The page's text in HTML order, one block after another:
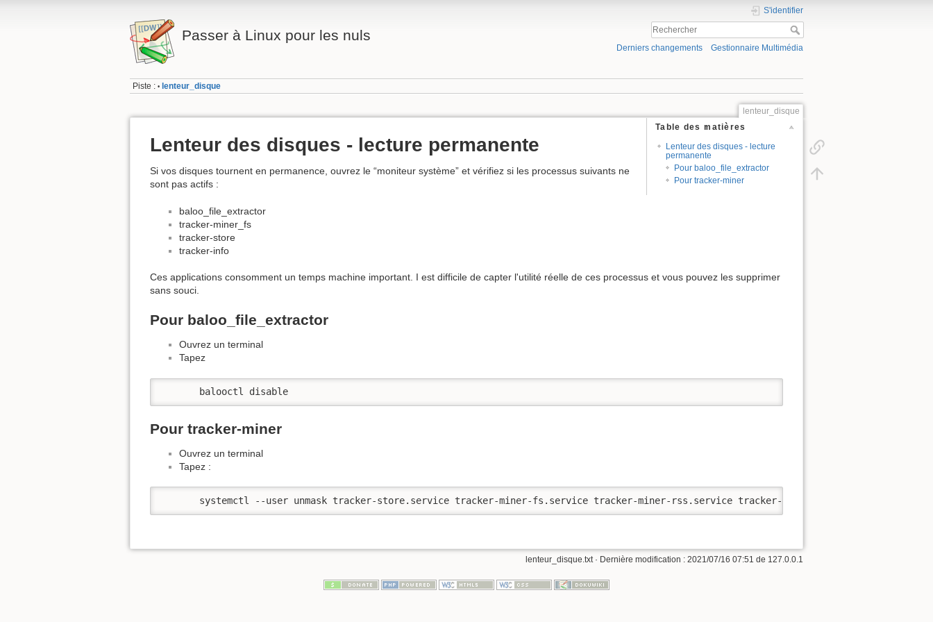
Passer à Linux pour les nuls
S'identifier
Derniers changements Gestionnaire Multimédia
Piste : • lenteur_disque
lenteur_disque
Table des matières
Lenteur des disques - lecture
permanente
Pour baloo_file_extractor
Pour tracker-miner
Lenteur des disques - lecture permanente
Si vos disques tournent en permanence, ouvrez le “moniteur système” et vérifiez si les processus suivants ne
sont pas actifs :
baloo_file_extractor
tracker-miner_fs
tracker-store
tracker-info
Ces applications consomment un temps machine important. I est difficile de capter l'utilité réelle de ces processus et vous pouvez les supprimer
sans souci.
Pour baloo_file_extractor
Ouvrez un terminal
Tapez
       balooctl disable
Pour tracker-miner
Ouvrez un terminal
Tapez :
systemctl --user unmask tracker-store.service tracker-miner-fs.service tracker-miner-rss.service tracker-extract.service tracker-
lenteur_disque.txt · Dernière modification : 2021/07/16 07:51 de 127.0.0.1